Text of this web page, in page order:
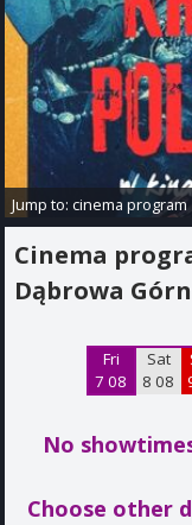
Jump to:cinema program
Cinema
Dąbrowa
Fri
7 08
Sat
8 08
No
Choose other